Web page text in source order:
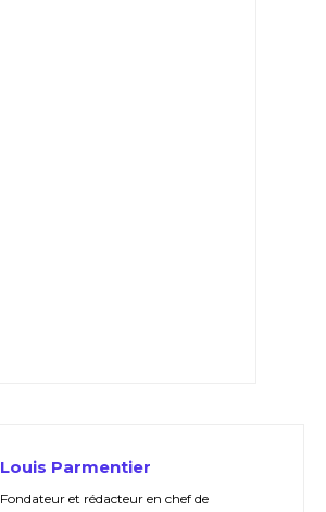
Louis Parmentier
Fondateur et rédacteur en chef de